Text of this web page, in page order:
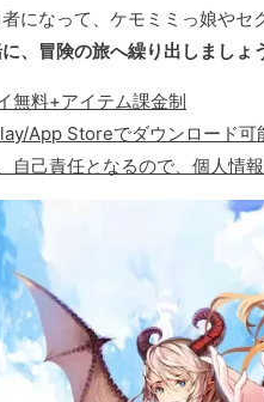
になって、ケモミミっ娘やセ
、冒険の旅へ繰り出しましょ
無料+アイテム課金制
App Storeでダウンロード可
自己責任となるので、個人情